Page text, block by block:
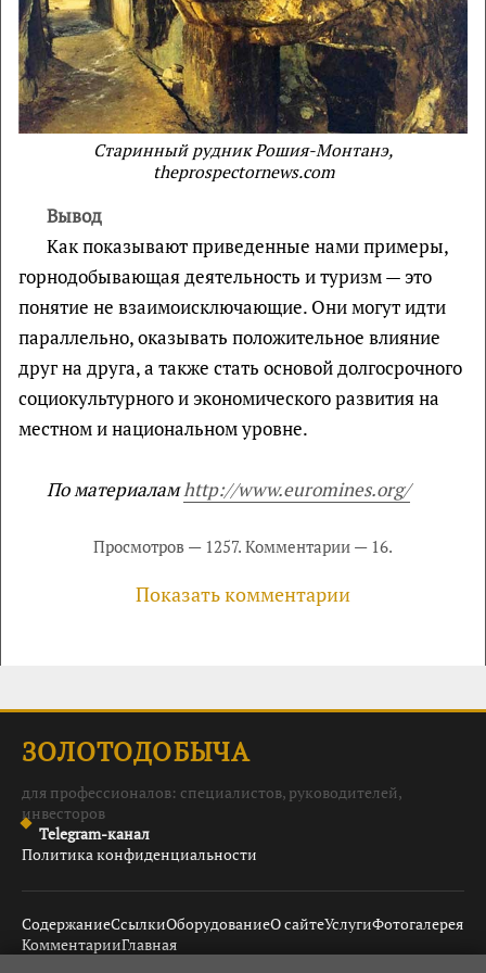
Старинный рудник Рошия-Монтанэ,
theprospectornews.com
Вывод
Как показывают приведенные нами примеры,
горнодобывающая деятельность и туризм — это
понятие не взаимоисключающие. Они могут идти
параллельно, оказывать положительное влияние
друг на друга, а также стать основой долгосрочного
социокультурного и экономического развития на
местном и национальном уровне.
По материаламhttp://www.euromines.org/
Просмотров — 1257. Комментарии — 16.
Показать комментарии
ЗОЛОТОДОБЫЧА
для профессионалов: специалистов, руководителей,
инвесторов
Telegram-канал
Политика конфиденциальности
СодержаниеСсылкиОборудованиеО сайтеУслугиФотогалерея
КомментарииГлавная